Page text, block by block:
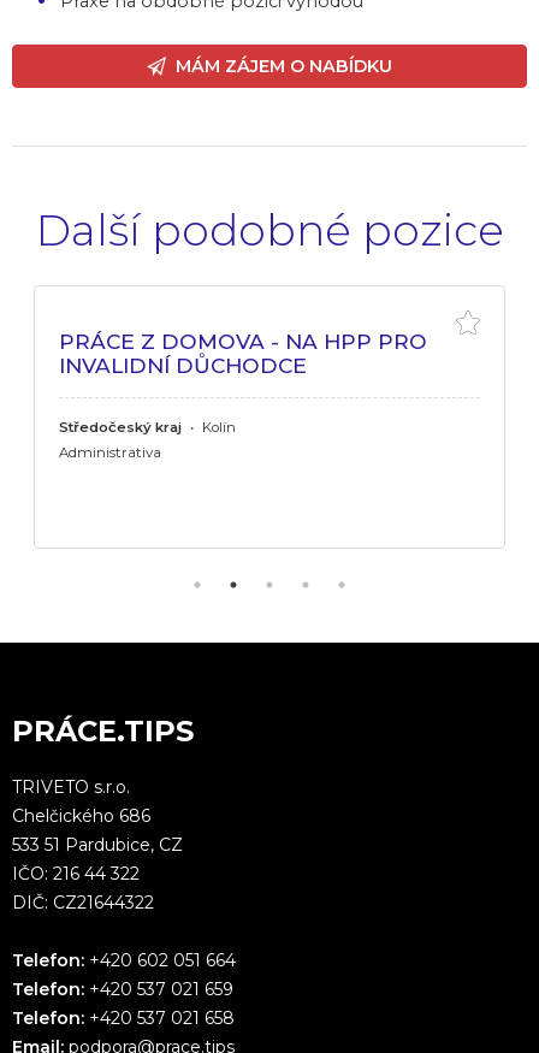
MÁM ZÁJEM O NABÍDKU
Další podobné pozice
PRÁCE Z DOMOVA - NA HPP PRO
INVALIDNÍ DŮCHODCE
Středočeský kraj • Kolín
Administrativa
PRÁCE.TIPS
TRIVETO s.r.o.
Chelčického 686
533 51 Pardubice, CZ
IČO: 216 44 322
DIČ: CZ21644322
Telefon: +420 602 051 664
Telefon: +420 537 021 659
Telefon: +420 537 021 658
Email: podpora@prace.tips